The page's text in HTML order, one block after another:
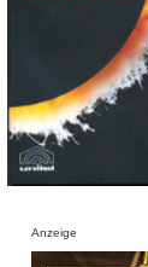
Anzeige